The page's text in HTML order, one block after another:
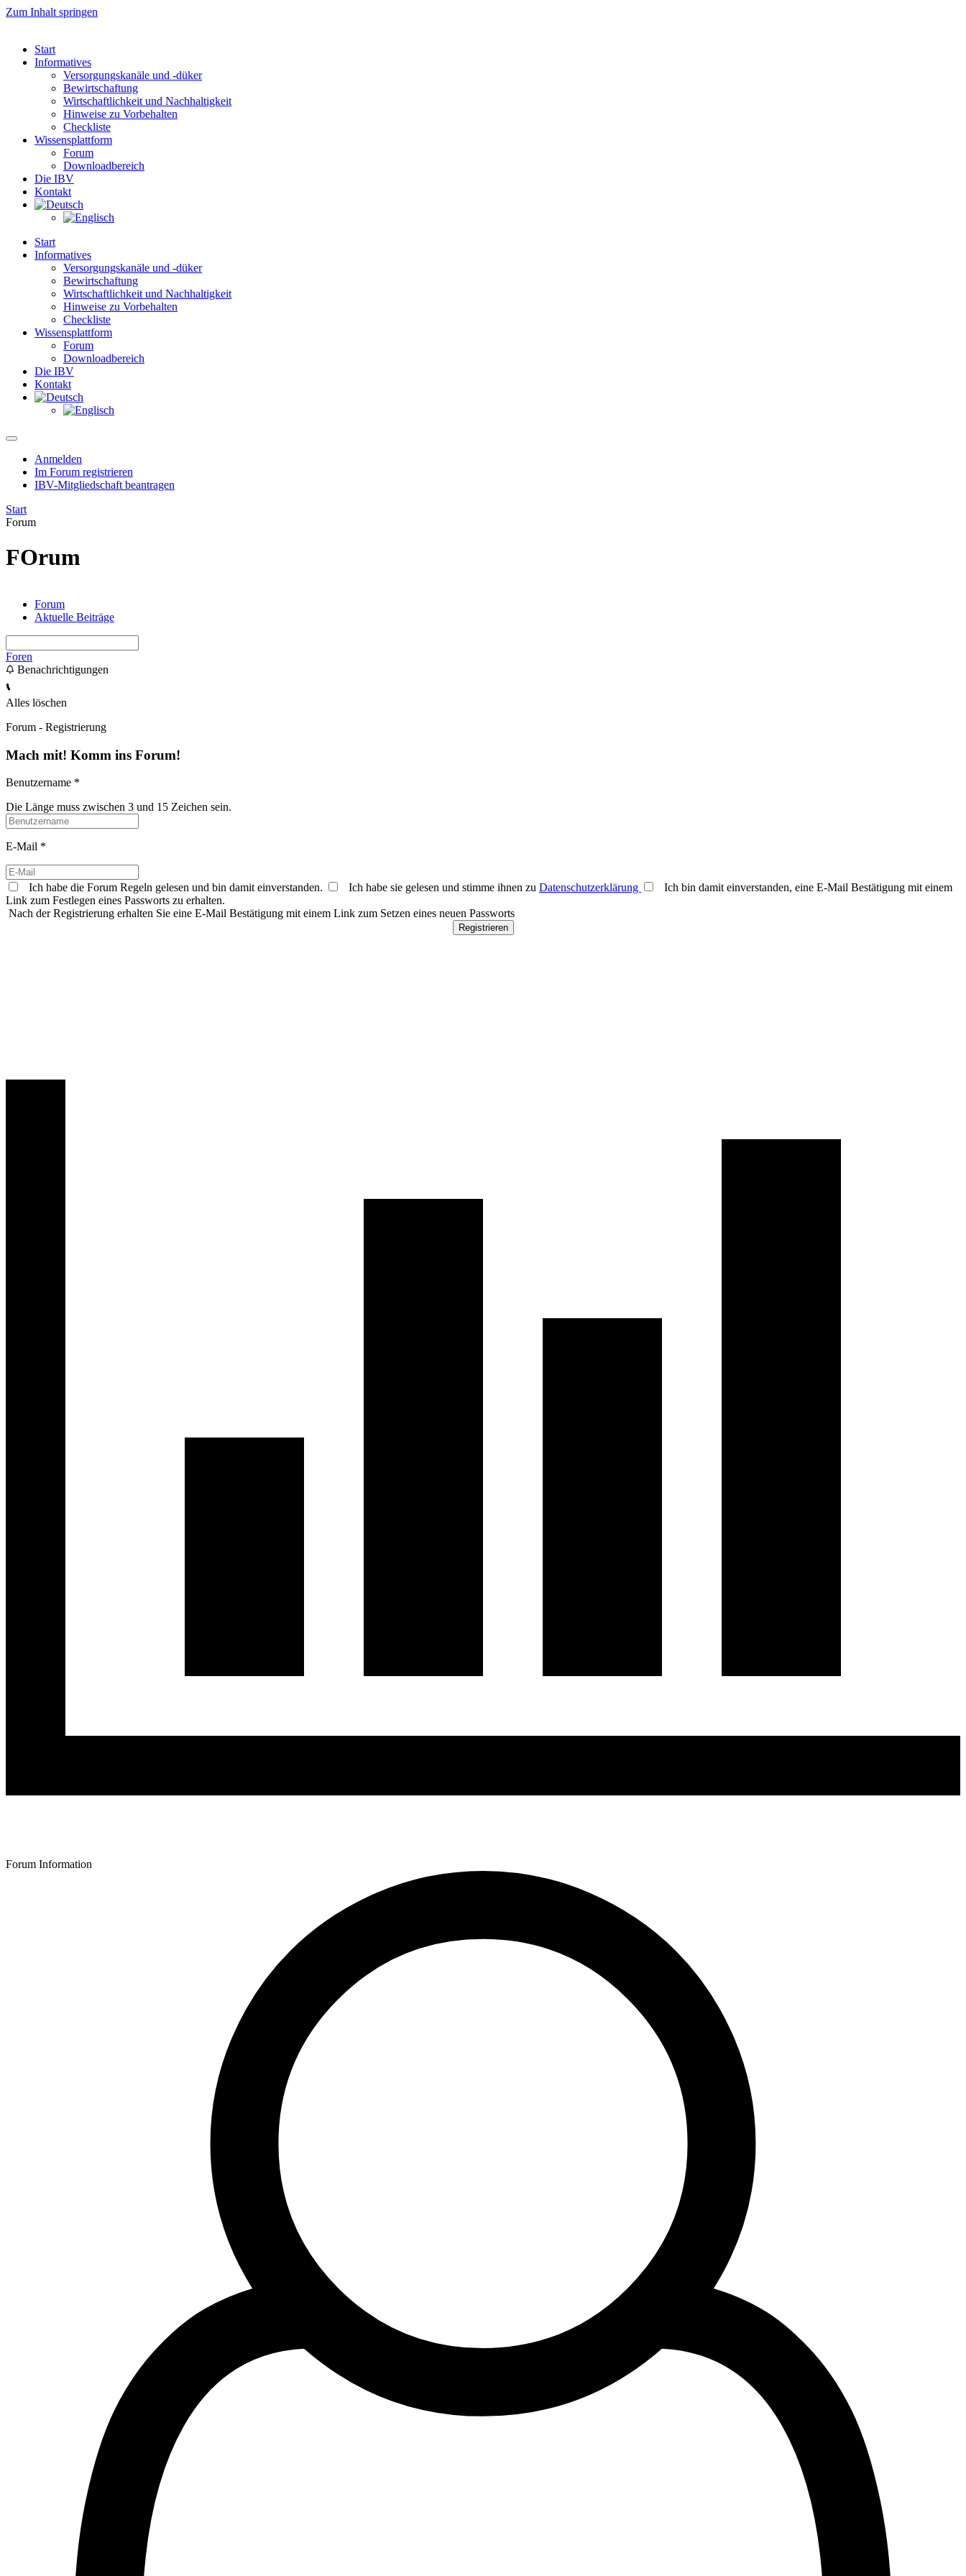
Zum Inhalt springen
Start
Informatives
Versorgungskanäle und -düker
Bewirtschaftung
Wirtschaftlichkeit und Nachhaltigkeit
Hinweise zu Vorbehalten
Checkliste
Wissensplattform
Forum
Downloadbereich
Die IBV
Kontakt
Start
Informatives
Versorgungskanäle und -düker
Bewirtschaftung
Wirtschaftlichkeit und Nachhaltigkeit
Hinweise zu Vorbehalten
Checkliste
Wissensplattform
Forum
Downloadbereich
Die IBV
Kontakt
Anmelden
Im Forum registrieren
IBV-Mitgliedschaft beantragen
Start
Forum
FOrum
Forum
Aktuelle Beiträge
Foren
Benachrichtigungen
Alles löschen
Forum - Registrierung
Mach mit! Komm ins Forum!
Benutzername *
Die Länge muss zwischen 3 und 15 Zeichen sein.
E-Mail *
Ich habe die Forum Regeln gelesen und bin damit einverstanden. Ich habe sie gelesen und stimme ihnen zu Datenschutzerklärung
Ich bin damit einverstanden, eine E-Mail Bestätigung mit einem
Link zum Festlegen eines Passworts zu erhalten.
Nach der Registrierung erhalten Sie eine E-Mail Bestätigung mit einem Link zum Setzen eines neuen Passworts
Forum Information